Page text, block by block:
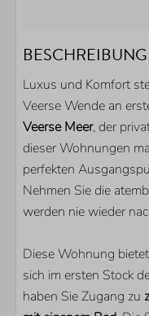
Waschbecken
Gästetoilette
Parkplatz direkt
Abstellraum für
Eigener Bootssteg
KÜCHE
BESCHREIBUNG
Luxus und Komfort
Veerse Wende an
Veerse Meer, der
dieser Wohnungen
perfekten
Nehmen Sie die
werden nie wieder
Diese Wohnung
sich im ersten Stock
haben Sie Zugang zu